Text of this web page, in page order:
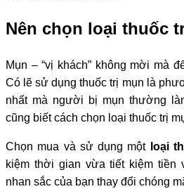
Nên chọn loại thuốc
Mụn – “vị khách” không mời mà
Có lẽ sử dụng thuốc trị mụn là
nhất mà người bị mụn thường
cũng biết cách chọn loại thuốc trị
Chọn mua và sử dụng một loại
kiệm thời gian vừa tiết kiệm tiền
nhan sắc của bạn thay đổi chóng